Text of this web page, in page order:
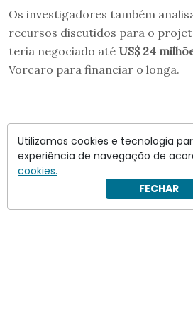
Os investigadores também
recursos discutidos para o
teria negociado até US$ 24
Vorcaro para financiar o longa.
Utilizamos cookies e tecnologia
experiência de navegação de
cookies.
FECHAR